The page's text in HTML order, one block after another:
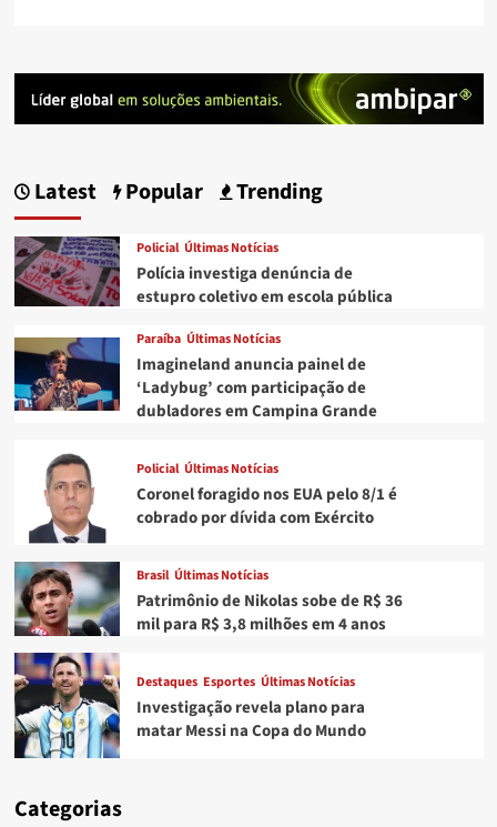
Latest Popular Trending
Policial Últimas Notícias
Polícia investiga denúncia de
estupro coletivo em escola pública
Paraíba Últimas Notícias
Imagineland anuncia painel de
‘Ladybug’ com participação de
dubladores em Campina Grande
Policial Últimas Notícias
Coronel foragido nos EUA pelo 8/1 é
cobrado por dívida com Exército
Brasil Últimas Notícias
Patrimônio de Nikolas sobe de R$ 36
mil para R$ 3,8 milhões em 4 anos
Destaques Esportes Últimas Notícias
Investigação revela plano para
matar Messi na Copa do Mundo
Categorias